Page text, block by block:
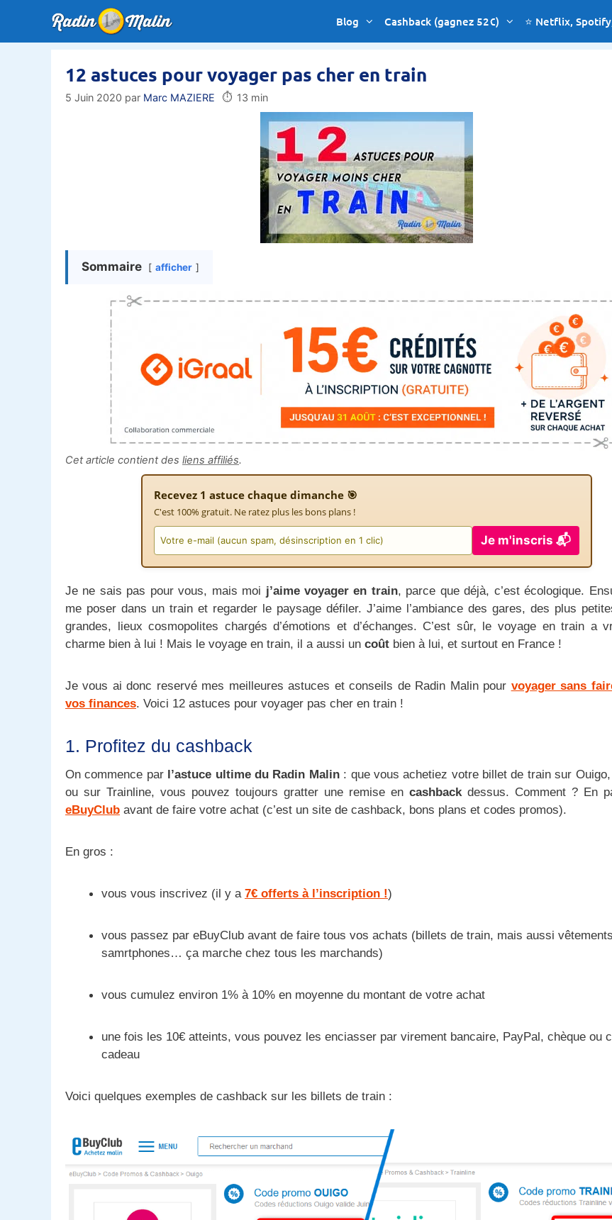
contenu
Blog Cashback (gagnez 52€) ⭐ Netflix,
12 astuces pour voyager pas cher en train
5 Juin 2020 par Marc MAZIERE ⏱️ 13 min
Sommaire afficher
Cet article contient des liens affiliés.
Recevez 1 astuce chaque dimanche 🎯
C'est 100% gratuit. Ne ratez plus les bons plans !
Je m'inscris 📬
Je ne sais pas pour vous, mais moi j’aime voyager en train, parce que déjà, c’est écologique.
me poser dans un train et regarder le paysage défiler. J’aime l’ambiance des gares, des plus
grandes, lieux cosmopolites chargés d’émotions et d’échanges. C’est sûr, le voyage en train a
charme bien à lui ! Mais le voyage en train, il a aussi un coût bien à lui, et surtout en France !
Je vous ai donc reservé mes meilleures astuces et conseils de Radin Malin pour voyager sans
vos finances. Voici 12 astuces pour voyager pas cher en train !
1. Profitez du cashback
On commence par l’astuce ultime du Radin Malin: que vous achetiez votre billet de train sur
ou sur Trainline, vous pouvez toujours gratter une remise en cashbackdessus. Comment ? En
eBuyClub avant de faire votre achat (c’est un site de cashback, bons plans et codes promos).
En gros :
vous vous inscrivez (il y a 7€ offerts à l’inscription !)
vous passez par eBuyClub avant de faire tous vos achats (billets de train, mais aussi
samrtphones… ça marche chez tous les marchands)
vous cumulez environ 1% à 10% en moyenne du montant de votre achat
une fois les 10€ atteints, vous pouvez les enciasser par virement bancaire, PayPal, chèque ou
cadeau
Voici quelques exemples de cashback sur les billets de train :